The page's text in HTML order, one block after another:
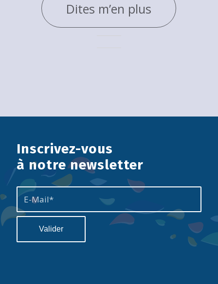
Dites m’en plus
Inscrivez-vous
à notre newsletter